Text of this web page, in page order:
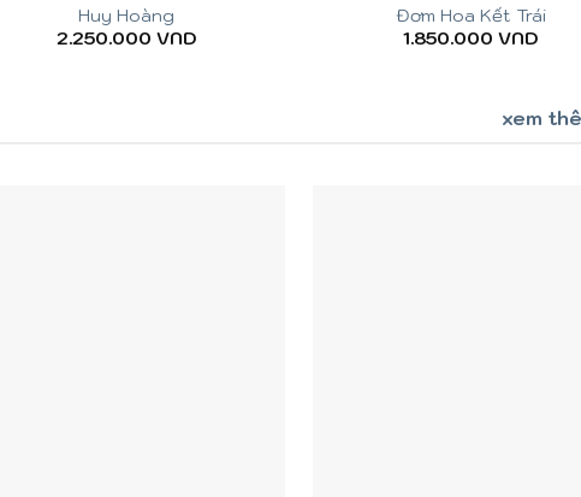
Huy Hoàng
2.250.000 VND
Đơm Hoa Kết Trái
1.850.000 VND
xem